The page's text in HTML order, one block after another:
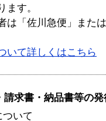
ます。
は「佐川急便」また
いて詳しくはこちら
請求書・納品書等の
いて